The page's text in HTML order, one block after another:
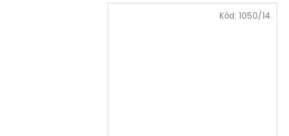
Kód:1050/14